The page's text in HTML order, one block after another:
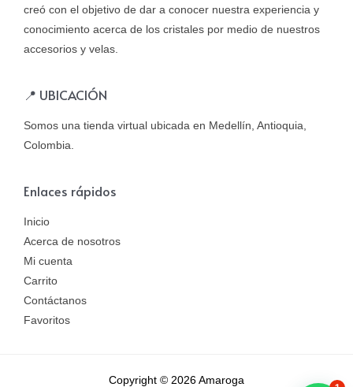
creó con el objetivo de dar a conocer nuestra experiencia y
conocimiento acerca de los cristales por medio de nuestros
accesorios y velas.
📍 UBICACIÓN
Somos una tienda virtual ubicada en Medellín, Antioquia,
Colombia.
Enlaces rápidos
Inicio
Acerca de nosotros
Mi cuenta
Carrito
Contáctanos
Favoritos
Copyright © 2026 Amaroga